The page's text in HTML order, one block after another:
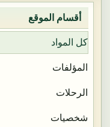
أقسام الموقع
كل المواد
المؤلفات
الرحلات
شخصيات